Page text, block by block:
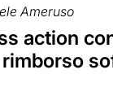
Ameruso
action